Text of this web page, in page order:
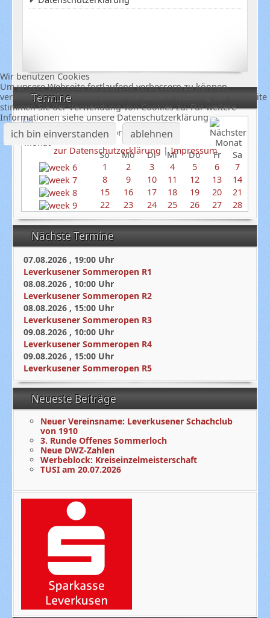
Termine
Februar 2026
So
Mo Di Mi Do Fr
Sa
1
2 3 4 5 6
7
8
9 10 11 12 13
14
15
16 17 18 19 20
21
22
23 24 25 26 27 28
Nächste Termine
07.08.2026 , 19:00 Uhr
Leverkusener Sommeropen R1
08.08.2026 , 10:00 Uhr
Leverkusener Sommeropen R2
08.08.2026 , 15:00 Uhr
Leverkusener Sommeropen R3
09.08.2026 , 10:00 Uhr
Leverkusener Sommeropen R4
09.08.2026 , 15:00 Uhr
Leverkusener Sommeropen R5
Neueste Beiträge
Neuer Vereinsname: Leverkusener Schachclub
von 1910
3. Runde Offenes Sommerloch
Neue DWZ-Zahlen
Werbeblock: Kreiseinzelmeisterschaft
TUSI am 20.07.2026
Wir benutzen Cookies
Um unsere Webseite fortlaufend verbessern zu können,
verwenden wir Cookies. Durch die weitere Nutzung der Webseite
stimmen Sie der Verwendung von Cookies zu. Für weitere
Informationen siehe unsere Datenschutzerklärung
ich bin einverstanden ablehnen
zur Datenschutzerklärung |Impressum